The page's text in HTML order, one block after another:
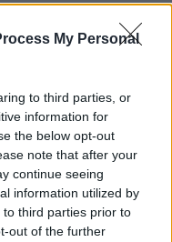
My Personal
to third parties, or
information for
the below opt-out
note that after your
continue seeing
information utilized by
third parties prior to
out of the further
con la posa di un
motorizzati
principale di Montieri.